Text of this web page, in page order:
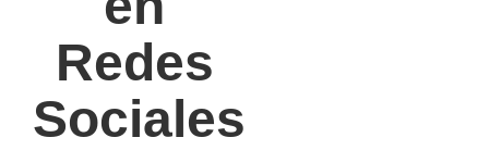
Redes
Sociales